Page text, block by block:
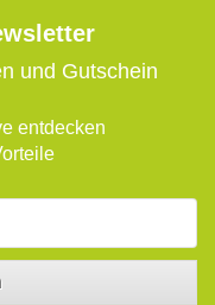
und Gutschein
entdecken